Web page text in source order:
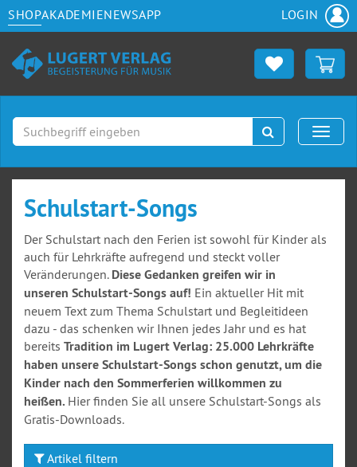
SHOPAKADEMIENEWSAPP LOGIN
Suchen
Schulstart-Songs
Der Schulstart nach den Ferien ist sowohl für Kinder als
auch für Lehrkräfte aufregend und steckt voller
Veränderungen. Diese Gedanken greifen wir in
unseren Schulstart-Songs auf! Ein aktueller Hit mit
neuem Text zum Thema Schulstart und Begleitideen
dazu - das schenken wir Ihnen jedes Jahr und es hat
bereits Tradition im Lugert Verlag: 25.000 Lehrkräfte
haben unsere Schulstart-Songs schon genutzt, um die
Kinder nach den Sommerferien willkommen zu
heißen. Hier finden Sie all unsere Schulstart-Songs als
Gratis-Downloads.
Artikel filtern